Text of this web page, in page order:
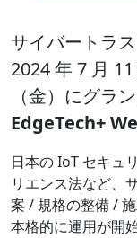
サイバートラ
2024 年 7 月
（金）にグラ
EdgeTech+
日本の IoT セキュ
リエンス法など、
案 / 規格の整備 /
本格的に運用が開